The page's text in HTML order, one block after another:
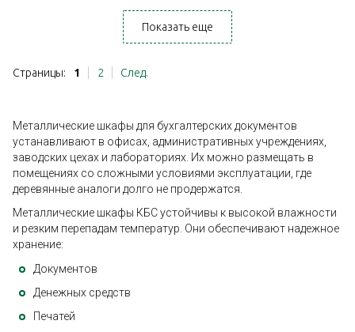
Показать еще
Страницы: 1 2 След.
Металлические шкафы для бухгалтерских документов
устанавливают в офисах, административных учреждениях,
заводских цехах и лабораториях. Их можно размещать в
помещениях со сложными условиями эксплуатации, где
деревянные аналоги долго не продержатся.
Металлические шкафы КБС устойчивы к высокой влажности
и резким перепадам температур. Они обеспечивают надежное
хранение:
Документов
Денежных средств
Печатей